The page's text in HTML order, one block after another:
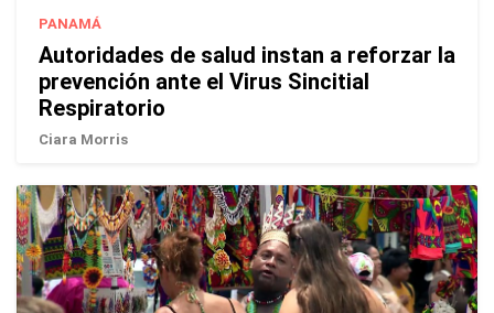
PANAMÁ
Autoridades de salud instan a reforzar la
prevención ante el Virus Sincitial
Respiratorio
Ciara Morris